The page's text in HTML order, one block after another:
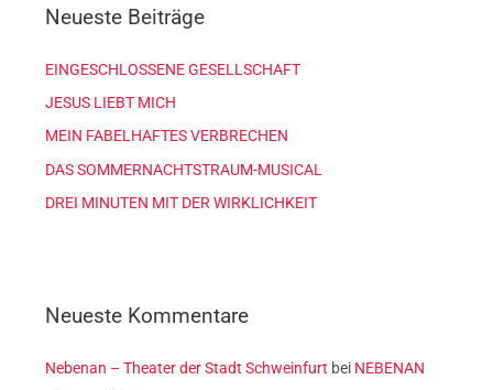
e
n
a
c
h
:
Neueste Beiträge
EINGESCHLOSSENE GESELLSCHAFT
JESUS LIEBT MICH
MEIN FABELHAFTES VERBRECHEN
DAS SOMMERNACHTSTRAUM-MUSICAL
DREI MINUTEN MIT DER WIRKLICHKEIT
Neueste Kommentare
Nebenan – Theater der Stadt Schweinfurt bei NEBENAN